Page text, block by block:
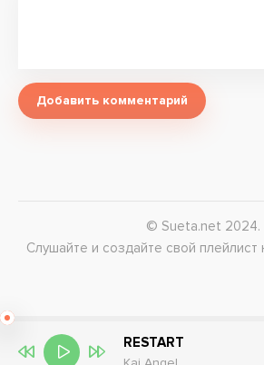
Добавить комментарий
© Sueta.net 2024.
Слушайте и создайте свой плейлист
RESTART